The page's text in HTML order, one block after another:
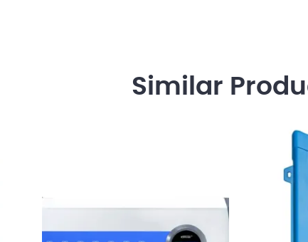
Similar